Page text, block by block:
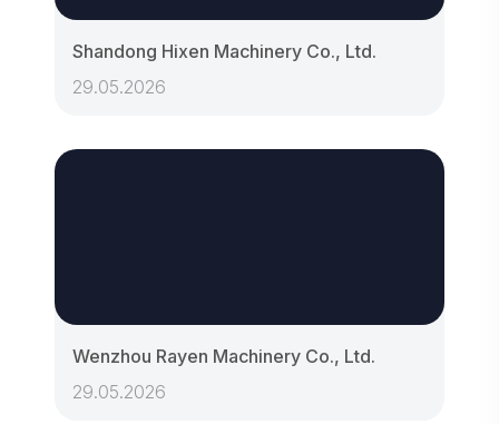
Shandong Hixen Machinery Co., Ltd.
29.05.2026
Wenzhou Rayen Machinery Co., Ltd.
29.05.2026